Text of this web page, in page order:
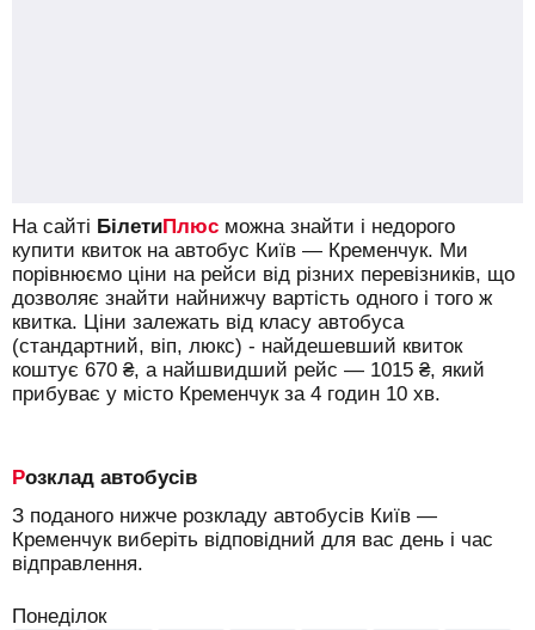
На сайті БілетиПлюс можна знайти і недорого
купити квиток на автобус Київ — Кременчук. Ми
порівнюємо ціни на рейси від різних перевізників, що
дозволяє знайти найнижчу вартість одного і того ж
квитка. Ціни залежать від класу автобуса
(стандартний, віп, люкс) - найдешевший квиток
коштує 670 ₴, а найшвидший рейс — 1015 ₴, який
прибуває у місто Кременчук за 4 годин 10 хв.
Розклад автобусів
З поданого нижче розкладу автобусів Київ —
Кременчук виберіть відповідний для вас день і час
відправлення.
Понеділок